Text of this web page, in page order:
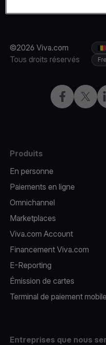
©2026 Viva.com
Tous droits réservés
Facebook
X
Produits
En personne
Paiements en ligne
Omnichannel
Marketplaces
Viva.com Account
Financement Viva.com
E-Reporting
Émission de cartes
Terminal de paiement mobile
Entreprises que nous